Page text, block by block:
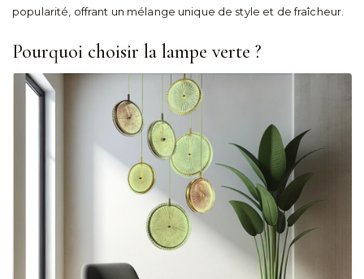
popularité, offrant un mélange unique de style et de fraîcheur.
Pourquoi choisir la lampe verte ?